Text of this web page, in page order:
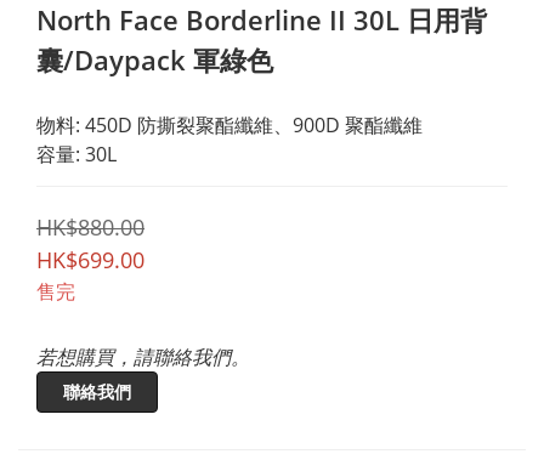
North Face Borderline II 30L 日用背
囊/Daypack 軍綠色
物料: 450D 防撕裂聚酯纖維、900D 聚酯纖維
容量: 30L
HK$880.00
HK$699.00
售完
若想購買，請聯絡我們。
聯絡我們